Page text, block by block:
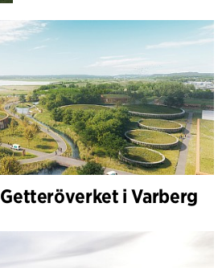
Getteröverket i Varberg